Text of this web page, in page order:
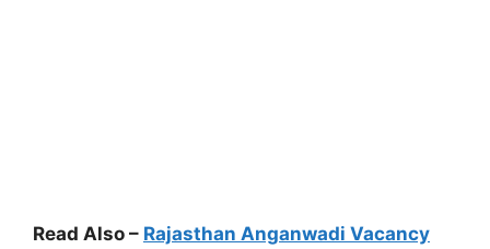
Read Also – Rajasthan Anganwadi Vacancy